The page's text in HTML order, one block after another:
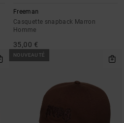
Freeman
Casquette snapback Marron
Homme
35,00 €
NOUVEAUTÉ